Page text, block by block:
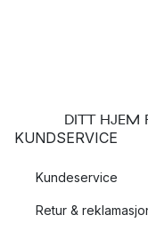
DITT HJEM
KUNDSERVICE
Kundeservice
Retur &